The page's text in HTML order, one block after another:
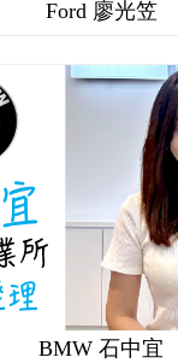
Ford 廖光笠
BMW 石中宜